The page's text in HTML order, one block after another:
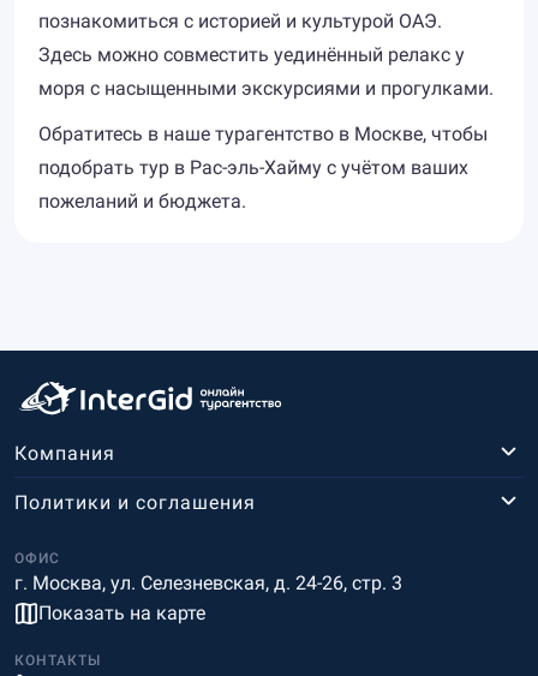
познакомиться с историей и культурой ОАЭ.
Здесь можно совместить уединённый релакс у
моря с насыщенными экскурсиями и прогулками.
Обратитесь в наше турагентство в Москве, чтобы
подобрать тур в Рас-эль-Хайму с учётом ваших
пожеланий и бюджета.
Компания
ОФИС
г. Москва, ул. Селезневская, д. 24-26, стр. 3
Показать на карте
Политики и соглашения
КОНТАКТЫ